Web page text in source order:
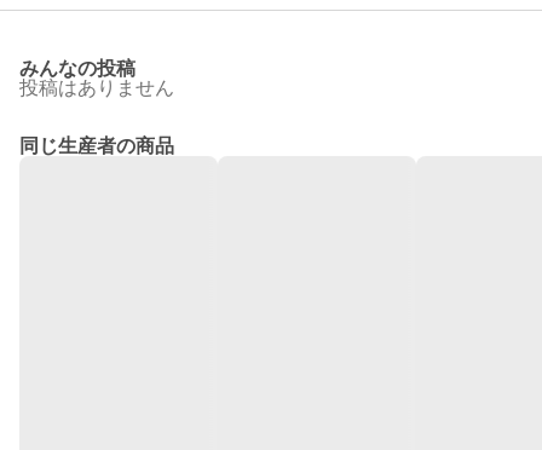
みんなの投稿
投稿はありません
同じ生産者の商品